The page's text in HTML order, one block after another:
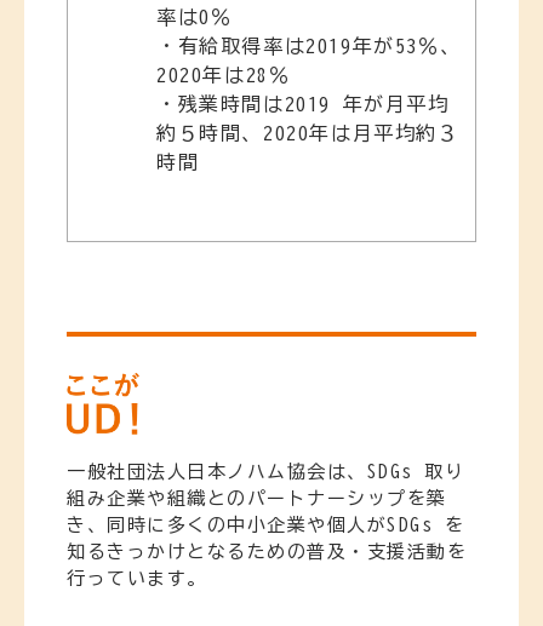
率は0％
・有給取得率は2019年が53％、
2020年は28％
・残業時間は2019 年が月平均
約５時間、2020年は月平均約３
時間
一般社団法人日本ノハム協会は、SDGs 取り
組み企業や組織とのパートナーシップを築
き、同時に多くの中小企業や個人がSDGs を
知るきっかけとなるための普及・支援活動を
行っています。